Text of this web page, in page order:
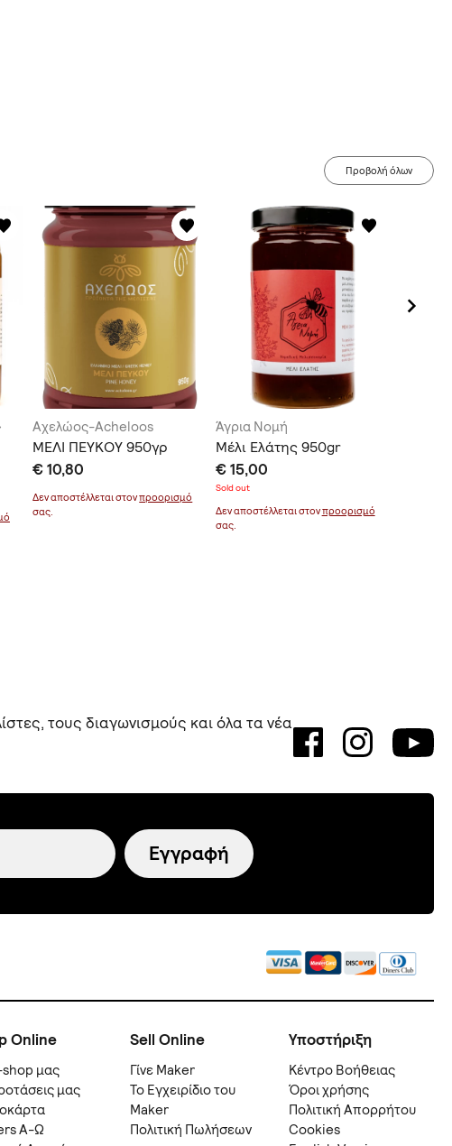
Προβολή όλων
Αχελώος-Acheloos
ΜΕΛΙ ΠΕΥΚΟΥ 950γρ
€ 10,80
Δεν αποστέλλεται στονπροορισμό
σας.
Άγρια Νομή
Μέλι Ελάτης 950gr
€ 15,00
Sold out
Δεν αποστέλλεται στονπροορισμό
σας.
τους διαγωνισμούς και όλα τα νέα
Εγγραφή
Online
μας
μας
A-Ω
Sell Online
Γίνε Maker
Το Εγχειρίδιο του
Maker
Πολιτική Πωλήσεων
Υποστήριξη
Kέντρο Βοήθειας
Όροι χρήσης
Πολιτική Απορρήτου
Cookies